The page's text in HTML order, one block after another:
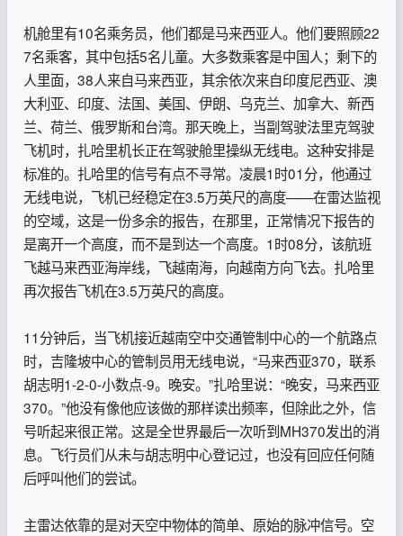
机舱里有10名乘务员，他们都是马来西亚人。他们要照顾22
7名乘客，其中包括5名儿童。大多数乘客是中国人；剩下的
人里面，38人来自马来西亚，其余依次来自印度尼西亚、澳
大利亚、印度、法国、美国、伊朗、乌克兰、加拿大、新西
兰、荷兰、俄罗斯和台湾。那天晚上，当副驾驶法里克驾驶
飞机时，扎哈里机长正在驾驶舱里操纵无线电。这种安排是
标准的。扎哈里的信号有点不寻常。凌晨1时01分，他通过
无线电说，飞机已经稳定在3.5万英尺的高度——在雷达监视
的空域，这是一份多余的报告，在那里，正常情况下报告的
是离开一个高度，而不是到达一个高度。1时08分，该航班
飞越马来西亚海岸线，飞越南海，向越南方向飞去。扎哈里
再次报告飞机在3.5万英尺的高度。
11分钟后，当飞机接近越南空中交通管制中心的一个航路点
时，吉隆坡中心的管制员用无线电说，“马来西亚370，联系
胡志明1-2-0-小数点-9。晚安。”扎哈里说：“晚安，马来西亚
370。”他没有像他应该做的那样读出频率，但除此之外，信
号听起来很正常。这是全世界最后一次听到MH370发出的消
息。飞行员们从未与胡志明中心登记过，也没有回应任何随
后呼叫他们的尝试。
主雷达依靠的是对天空中物体的简单、原始的脉冲信号。空